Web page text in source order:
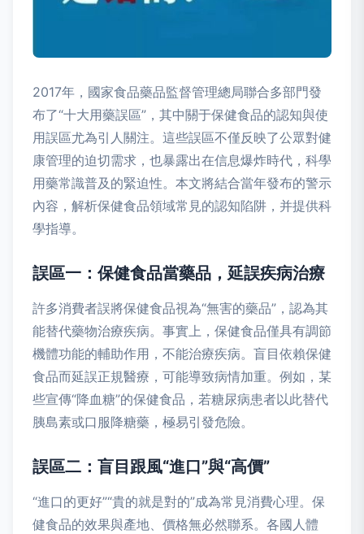
2017年，國家食品藥品監督管理總局聯合多部門發
布了“十大用藥誤區”，其中關于保健食品的認知與使
用誤區尤為引人關注。這些誤區不僅反映了公眾對健
康管理的迫切需求，也暴露出在信息爆炸時代，科學
用藥常識普及的緊迫性。本文將結合當年發布的警示
內容，解析保健食品領域常見的認知陷阱，并提供科
學指導。
誤區一：保健食品當藥品，延誤疾病治療
許多消費者誤將保健食品視為“無害的藥品”，認為其
能替代藥物治療疾病。事實上，保健食品僅具有調節
機體功能的輔助作用，不能治療疾病。盲目依賴保健
食品而延誤正規醫療，可能導致病情加重。例如，某
些宣傳“降血糖”的保健食品，若糖尿病患者以此替代
胰島素或口服降糖藥，極易引發危險。
誤區二：盲目跟風“進口”與“高價”
“進口的更好”“貴的就是對的”成為常見消費心理。保
健食品的效果與產地、價格無必然聯系。各國人體